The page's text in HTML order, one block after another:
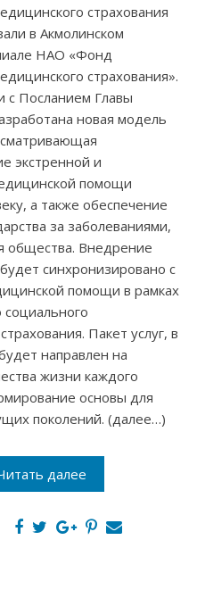
страхования
в Акмолинском
НАО «Фонд
страхования».
с Посланием Главы
новая модель
экстренной и
помощи
а также обеспечение
за заболеваниями,
общества. Внедрение
синхронизировано с
помощи в рамках
социального
Пакет услуг, в
направлен на
жизни каждого
основы для
поколений. (далее…)
далее